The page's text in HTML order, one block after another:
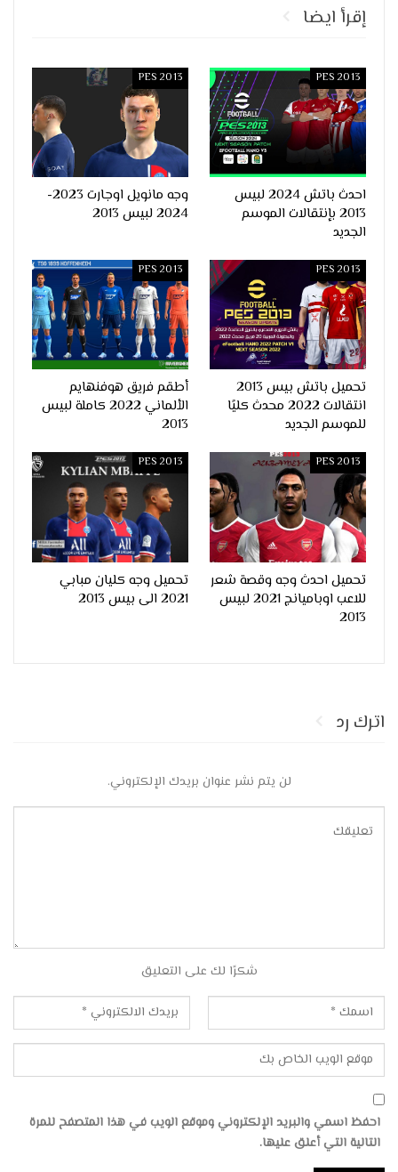
إقرأ ايضا
PES 2013
احدث باتش 2024 لبيس
2013 بإنتقالات الموسم
الجديد
PES 2013
وجه مانويل اوجارت 2023-
2024 لبيس 2013
PES 2013
تحميل باتش بيس 2013
انتقالات 2022 محدث كليًا
للموسم الجديد
PES 2013
أطقم فريق هوفنهايم
الألماني 2022 كاملة لبيس
2013
PES 2013
تحميل احدث وجه وقصة شعر
للاعب اوباميانج 2021 لبيس
2013
PES 2013
تحميل وجه كليان مبابي
2021 الى بيس 2013
اترك رد
لن يتم نشر عنوان بريدك الإلكتروني.
شكرًا لك على التعليق
احفظ اسمي والبريد الإلكتروني وموقع الويب في هذا المتصفح للمرة
التالية التي أعلق عليها.